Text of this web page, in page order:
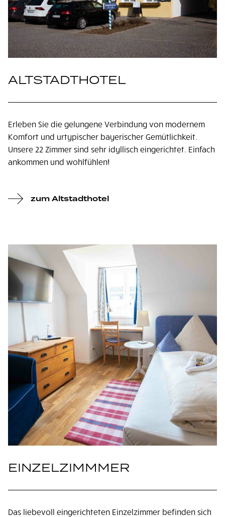
ALTSTADTHOTEL
Erleben Sie die gelungene Verbindung von modernem
Komfort und urtypischer bayerischer Gemütlichkeit.
Unsere 22 Zimmer sind sehr idyllisch eingerichtet. Einfach
ankommen und wohlfühlen!
zum Altstadthotel
EINZELZIMMMER
Das liebevoll eingerichteten Einzelzimmer befinden sich